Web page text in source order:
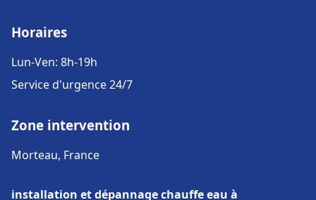
Horaires
Lun-Ven: 8h-19h
Service d'urgence 24/7
Zone intervention
Morteau, France
installation et dépannage chauffe eau à